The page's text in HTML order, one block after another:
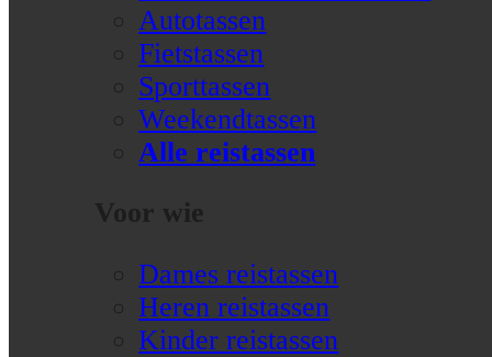
Autotassen
Fietstassen
Sporttassen
Weekendtassen
Alle reistassen
Voor wie
Dames reistassen
Heren reistassen
Kinder reistassen